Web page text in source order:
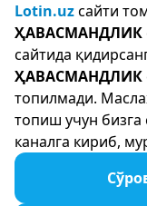
Lotin.uzсайти
ҲАВАСМАНДЛИК
сайтида
ҲАВАСМАНДЛИК
топилмади.
топиш учун бизга
каналга кириб,